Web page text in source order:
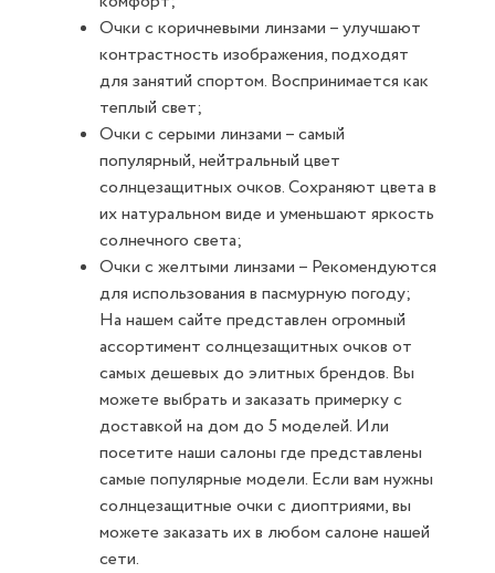
Очки с коричневыми линзами – улучшают
контрастность изображения, подходят
для занятий спортом. Воспринимается как
теплый свет;
Очки с серыми линзами – самый
популярный, нейтральный цвет
солнцезащитных очков. Сохраняют цвета в
их натуральном виде и уменьшают яркость
солнечного света;
Очки с желтыми линзами – Рекомендуются
для использования в пасмурную погоду;
На нашем сайте представлен огромный
ассортимент солнцезащитных очков от
самых дешевых до элитных брендов. Вы
можете выбрать и заказать примерку с
доставкой на дом до 5 моделей. Или
посетите наши салоны где представлены
самые популярные модели. Если вам нужны
солнцезащитные очки с диоптриями, вы
можете заказать их в любом салоне нашей
сети.